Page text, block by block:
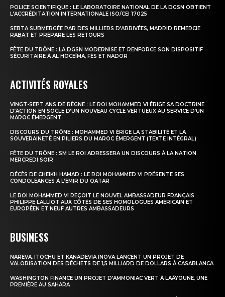
S'ABONNER MAINTENANT
Insight Publications
À propos
Formules d’abonnement
Mon compte
POLICE SCIENTIFIQUE : LE LABORATOIRE NATIONAL DE LA DGSN OBTIENT
L’ACCRÉDITATION INTERNATIONALE ISO/CEI 17025
SEBTA SUBMERGÉE PAR DES MILLIERS D’ARRIVÉES, MADRID REMERCIE
RABAT ET PRÉPARE LES RETOURS
FÊTE DU TRÔNE : LA DGSN MODERNISE ET RENFORCE SON DISPOSITIF
SÉCURITAIRE À AL HOCEÏMA, FÈS ET NADOR
ACTIVITÉS ROYALES
VINGT-SEPT ANS DE RÈGNE : LE ROI MOHAMMED VI ÉRIGE SA DOCTRINE
D’ACTION EN SOCLE D’UN NOUVEAU CYCLE VERTUEUX AU SERVICE D’UN
MAROC ÉMERGENT
DISCOURS DU TRÔNE : MOHAMMED VI ÉRIGE LA STABILITÉ ET LA
SOUVERAINETÉ EN PILIERS DU MAROC ÉMERGENT (TEXTE INTÉGRAL)
FÊTE DU TRÔNE : SM LE ROI ADRESSERA UN DISCOURS À LA NATION
MERCREDI SOIR
DÉCÈS DE CHEIKH HAMAD : LE ROI MOHAMMED VI PRÉSENTE SES
CONDOLÉANCES À L’ÉMIR DU QATAR
LE ROI MOHAMMED VI REÇOIT LE NOUVEL AMBASSADEUR FRANÇAIS
PHILIPPE LALLIOT AUX CÔTÉS DE SES HOMOLOGUES AMÉRICAIN ET
EUROPÉEN ET NEUF AUTRES AMBASSADEURS
BUSINESS
NAREVA, ITOCHU ET KANADEVIA INOVA LANCENT UN PROJET DE
VALORISATION DES DÉCHETS DE 1,5 MILLIARD DE DOLLARS À CASABLANCA
WASHINGTON FINANCE UN PROJET D’AMMONIAC VERT À LAÂYOUNE, UNE
PREMIÈRE AU SAHARA